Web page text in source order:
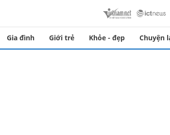
Gia đình Giới trẻ Khỏe - đẹp Chuyện